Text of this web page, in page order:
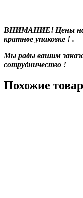
ВНИМАНИЕ! Цены на
кратное упаковке ! .
Мы рады вашим
сотрудничество !
Похожие